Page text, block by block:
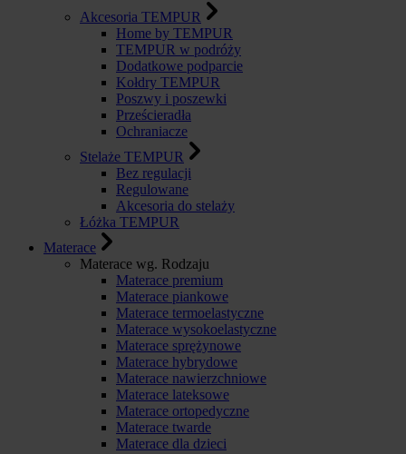
Akcesoria TEMPUR
Home by TEMPUR
TEMPUR w podróży
Dodatkowe podparcie
Kołdry TEMPUR
Poszwy i poszewki
Prześcieradła
Ochraniacze
Stelaże TEMPUR
Bez regulacji
Regulowane
Akcesoria do stelaży
Łóżka TEMPUR
Materace
Materace wg. Rodzaju
Materace premium
Materace piankowe
Materace termoelastyczne
Materace wysokoelastyczne
Materace sprężynowe
Materace hybrydowe
Materace nawierzchniowe
Materace lateksowe
Materace ortopedyczne
Materace twarde
Materace dla dzieci